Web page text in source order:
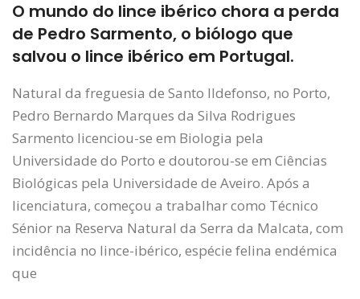
O mundo do lince ibérico chora a perda
de Pedro Sarmento, o biólogo que
salvou o lince ibérico em Portugal.
Natural da freguesia de Santo Ildefonso, no Porto,
Pedro Bernardo Marques da Silva Rodrigues
Sarmento licenciou-se em Biologia pela
Universidade do Porto e doutorou-se em Ciências
Biológicas pela Universidade de Aveiro. Após a
licenciatura, começou a trabalhar como Técnico
Sénior na Reserva Natural da Serra da Malcata, com
incidência no lince-ibérico, espécie felina endémica
que